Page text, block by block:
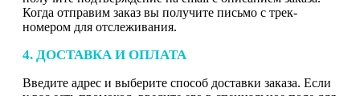
Когда отправим заказ вы получите письмо с трек-
номером для отслеживания.
4. ДОСТАВКА И ОПЛАТА
Введите адрес и выберите способ доставки заказа. Если